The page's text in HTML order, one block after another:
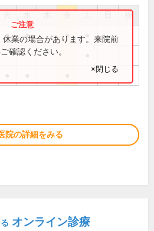
祝
● ● ●
業の場合があります。来院前
確認ください。
×閉じる
院の詳細をみる
オンライン診療